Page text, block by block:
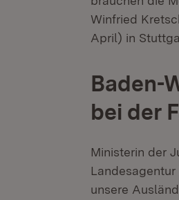
Winfried
April) in
Baden-
bei der
Ministerin der
unsere